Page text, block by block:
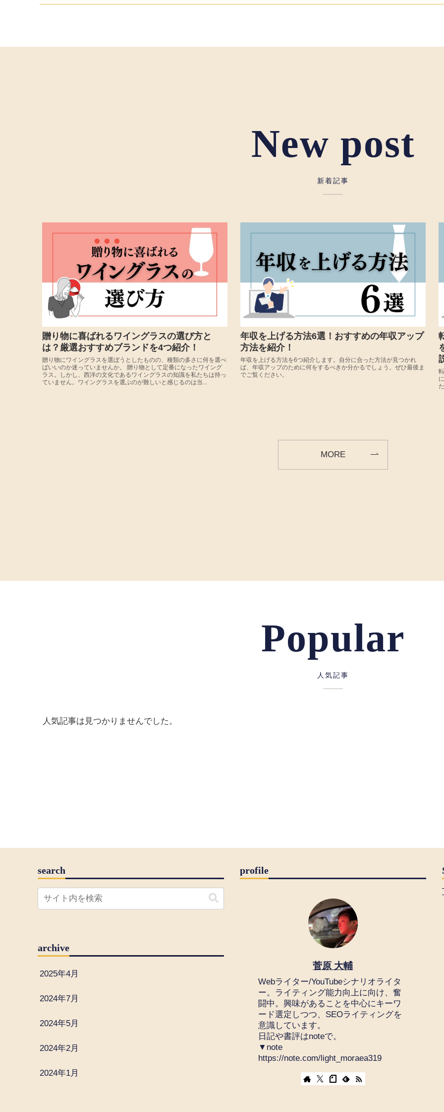
New post
新着記事
贈り物に喜ばれるワイングラスの選び方と
は？厳選おすすめブランドを4つ紹介！
贈り物にワイングラスを選ぼうとしたものの、種類の多さに何を選べ
ばいいのか迷っていませんか。 贈り物として定番になったワイング
ラス。しかし、西洋の文化であるワイングラスの知識を私たちは持っ
ていません。ワイングラスを選ぶのが難しいと感じるのは当...
年収を上げる方法6選！おすすめの年収アップ
方法を紹介！
年収を上げる方法を6つ紹介します。自分に合った方法が見つかれ
ば、年収アップのために何をするべきか分かるでしょう。ぜひ最後ま
でご覧ください。
MORE
Popular
人気記事
人気記事は見つかりませんでした。
search
archive
2025年4月
2024年7月
2024年5月
2024年2月
2024年1月
profile
菅原 大輔
Webライター/YouTubeシナリオライタ
ー。ライティング能力向上に向け、奮
闘中。興味があることを中心にキーワ
ード選定しつつ、SEOライティングを
意識しています。
日記や書評はnoteで。
▼note
https://note.com/light_moraea319